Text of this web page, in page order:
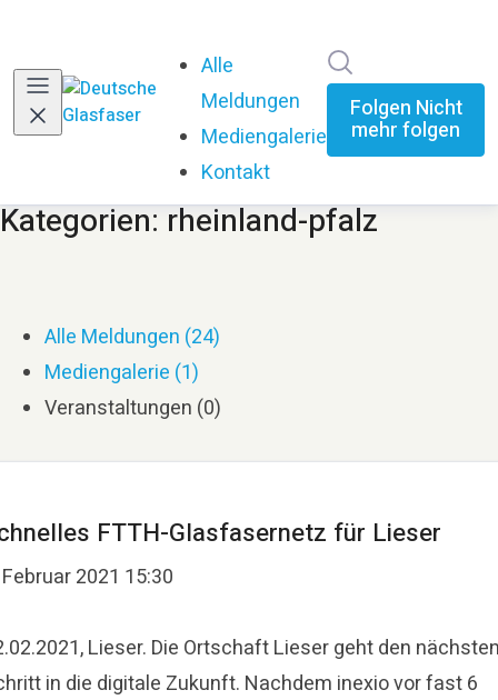
Alle
Meldungen
Mediengalerie
Kontakt
Folgen Nicht
mehr folgen
Kategorien: rheinland-pfalz
Alle Meldungen (24)
Mediengalerie (1)
Veranstaltungen (0)
FTTH-Glasfasernetz für Lieser
2021 15:30
Lieser. Die Ortschaft Lieser geht den
in die digitale Zukunft. Nachdem inexio vor fast 6